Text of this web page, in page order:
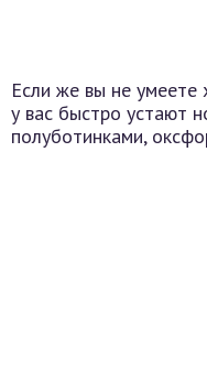
Если же вы не умеете
у вас быстро устают
полуботинками,